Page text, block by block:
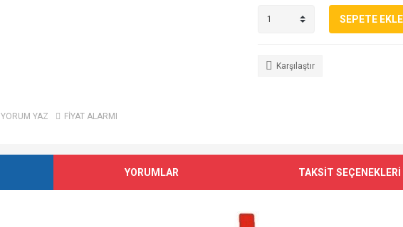
YORUM YAZ FİYAT ALARMI
SEPETE EKLE
Karşılaştır
YORUMLAR TAKSİT SEÇENEKLERİ